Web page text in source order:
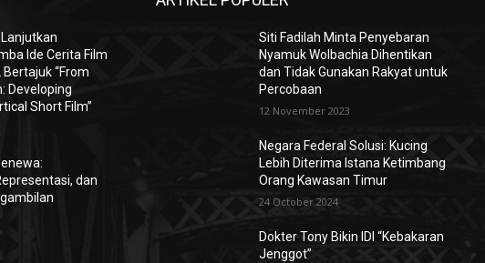
Lanjutkan
Ide Cerita Film
“From
Developing
Short Film”
dan
Siti Fadilah Minta Penyebaran
Nyamuk Wolbachia Dihentikan
dan Tidak Gunakan Rakyat untuk
Percobaan
12 November 2023
Negara Federal Solusi: Kucing
Lebih Diterima Istana Ketimbang
Orang Kawasan Timur
24 October 2024
Dokter Tony Bikin IDI “Kebakaran
Jenggot”